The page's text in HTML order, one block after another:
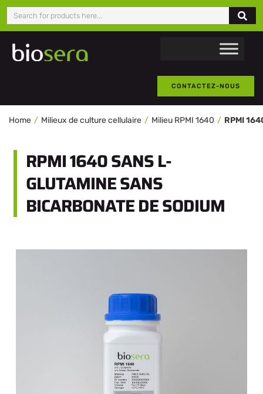
CONTACTEZ-NOUS
Home Milieux de culture cellulaire Milieu RPMI 1640
RPMI 1640 SANS L-
GLUTAMINE SANS
BICARBONATE DE SODIUM